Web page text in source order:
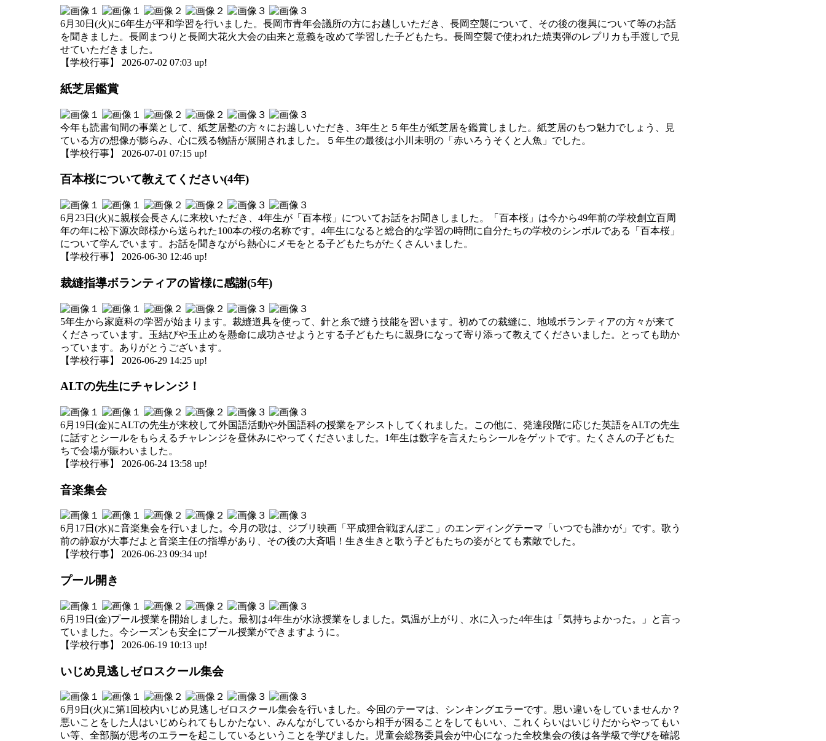
6月30日(火)に6年生が平和学習を行いました。長岡市青年会議所の方にお越しいただき、長岡空襲について、その後の復興について等のお話
を聞きました。長岡まつりと長岡大花火大会の由来と意義を改めて学習した子どもたち。長岡空襲で使われた焼夷弾のレプリカも手渡しで見
せていただきました。
【学校行事】 2026-07-02 07:03 up!
紙芝居鑑賞
今年も読書旬間の事業として、紙芝居塾の方々にお越しいただき、3年生と５年生が紙芝居を鑑賞しました。紙芝居のもつ魅力でしょう、見
ている方の想像が膨らみ、心に残る物語が展開されました。５年生の最後は小川未明の「赤いろうそくと人魚」でした。
【学校行事】 2026-07-01 07:15 up!
百本桜について教えてください(4年)
6月23日(火)に親桜会長さんに来校いただき、4年生が「百本桜」についてお話をお聞きしました。「百本桜」は今から49年前の学校創立百周
年の年に松下源次郎様から送られた100本の桜の名称です。4年生になると総合的な学習の時間に自分たちの学校のシンボルである「百本桜」
について学んでいます。お話を聞きながら熱心にメモをとる子どもたちがたくさんいました。
【学校行事】 2026-06-30 12:46 up!
裁縫指導ボランティアの皆様に感謝(5年)
5年生から家庭科の学習が始まります。裁縫道具を使って、針と糸で縫う技能を習います。初めての裁縫に、地域ボランティアの方々が来て
くださっています。玉結びや玉止めを懸命に成功させようとする子どもたちに親身になって寄り添って教えてくださいました。とっても助か
っています。ありがとうございます。
【学校行事】 2026-06-29 14:25 up!
ALTの先生にチャレンジ！
6月19日(金)にALTの先生が来校して外国語活動や外国語科の授業をアシストしてくれました。この他に、発達段階に応じた英語をALTの先生
に話すとシールをもらえるチャレンジを昼休みにやってくださいました。1年生は数字を言えたらシールをゲットです。たくさんの子どもた
ちで会場が賑わいました。
【学校行事】 2026-06-24 13:58 up!
音楽集会
6月17日(水)に音楽集会を行いました。今月の歌は、ジブリ映画「平成狸合戦ぽんぽこ」のエンディングテーマ「いつでも誰かが」です。歌う
前の静寂が大事だよと音楽主任の指導があり、その後の大斉唱！生き生きと歌う子どもたちの姿がとても素敵でした。
【学校行事】 2026-06-23 09:34 up!
プール開き
6月19日(金)プール授業を開始しました。最初は4年生が水泳授業をしました。気温が上がり、水に入った4年生は「気持ちよかった。」と言っ
ていました。今シーズンも安全にプール授業ができますように。
【学校行事】 2026-06-19 10:13 up!
いじめ見逃しゼロスクール集会
6月9日(火)に第1回校内いじめ見逃しゼロスクール集会を行いました。今回のテーマは、シンキングエラーです。思い違いをしていませんか？
悪いことをした人はいじめられてもしかたない、みんながしているから相手が困ることをしてもいい、これくらいはいじりだからやってもい
い等、全部脳が思考のエラーを起こしているということを学びました。児童会総務委員会が中心になった全校集会の後は各学級で学びを確認